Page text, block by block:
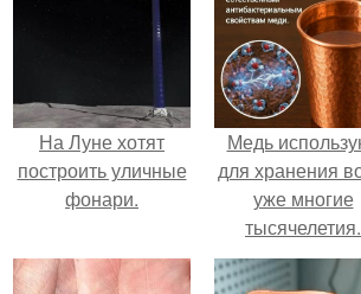
На Луне хотят
построить уличные
фонари.
Медь
для хранения
уже многие
тысячелетия.